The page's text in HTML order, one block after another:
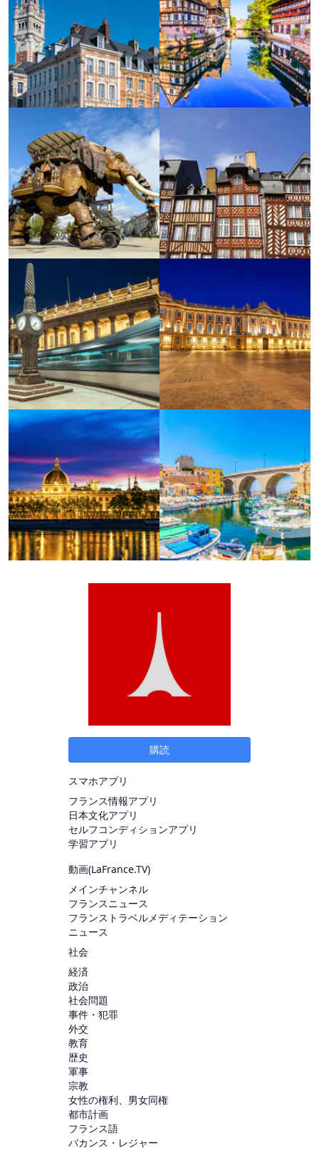
購読
スマホアプリ
フランス情報アプリ
日本文化アプリ
セルフコンディションアプリ
学習アプリ
動画(LaFrance.TV)
メインチャンネル
フランスニュース
フランストラベルメディテーション
ニュース
社会
経済
政治
社会問題
事件・犯罪
外交
教育
歴史
軍事
宗教
女性の権利、男女同権
都市計画
フランス語
バカンス・レジャー